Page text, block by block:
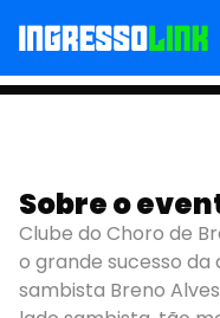
BRENO
Sobre o
Clube do Choro de
o grande sucesso
sambista Breno